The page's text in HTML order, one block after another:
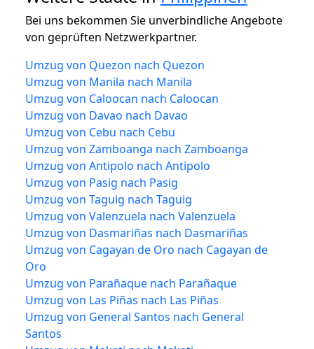
Bei uns bekommen Sie unverbindliche Angebote
von geprüften Netzwerkpartner.
Umzug von Quezon nach Quezon
Umzug von Manila nach Manila
Umzug von Caloocan nach Caloocan
Umzug von Davao nach Davao
Umzug von Cebu nach Cebu
Umzug von Zamboanga nach Zamboanga
Umzug von Antipolo nach Antipolo
Umzug von Pasig nach Pasig
Umzug von Taguig nach Taguig
Umzug von Valenzuela nach Valenzuela
Umzug von Dasmariñas nach Dasmariñas
Umzug von Cagayan de Oro nach Cagayan de
Oro
Umzug von Parañaque nach Parañaque
Umzug von Las Piñas nach Las Piñas
Umzug von General Santos nach General
Santos